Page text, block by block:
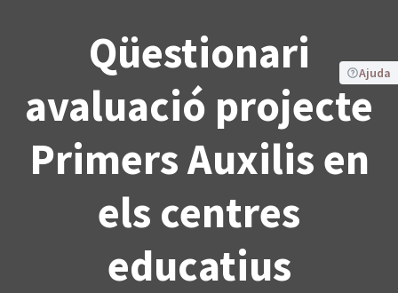
Ajuda
Qüestionari
avaluació projecte
Primers Auxilis en
els centres
educatius